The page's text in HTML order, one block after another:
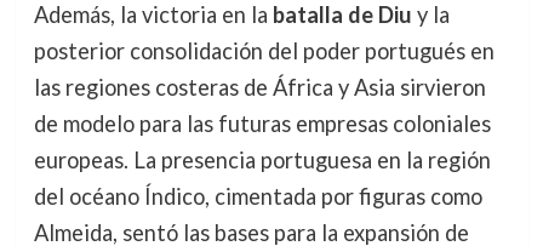
Además, la victoria en la batalla de Diu y la
posterior consolidación del poder portugués en
las regiones costeras de África y Asia sirvieron
de modelo para las futuras empresas coloniales
europeas. La presencia portuguesa en la región
del océano Índico, cimentada por figuras como
Almeida, sentó las bases para la expansión de